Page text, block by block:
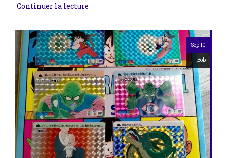
Continuer la lecture
Sep 10
Bob